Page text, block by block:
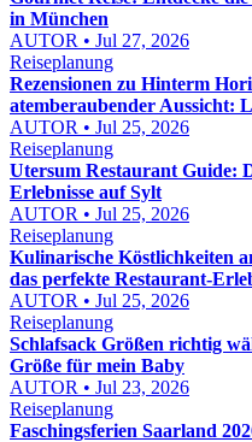
in München
AUTOR • Jul 27, 2026
Reiseplanung
Rezensionen zu Hinterm
atemberaubender Aussicht:
AUTOR • Jul 25, 2026
Reiseplanung
Utersum Restaurant Guide:
Erlebnisse auf Sylt
AUTOR • Jul 25, 2026
Reiseplanung
Kulinarische Köstlichkeiten
das perfekte Restaurant-
AUTOR • Jul 25, 2026
Reiseplanung
Schlafsack Größen richtig
Größe für mein Baby
AUTOR • Jul 23, 2026
Reiseplanung
Faschingsferien Saarland